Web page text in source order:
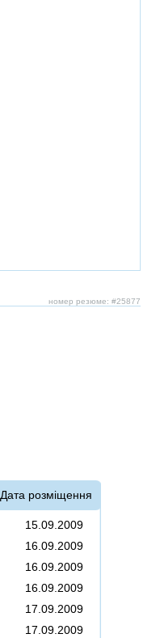
номер резюме: #25877
Дата розміщення
15.09.2009
16.09.2009
16.09.2009
16.09.2009
17.09.2009
17.09.2009